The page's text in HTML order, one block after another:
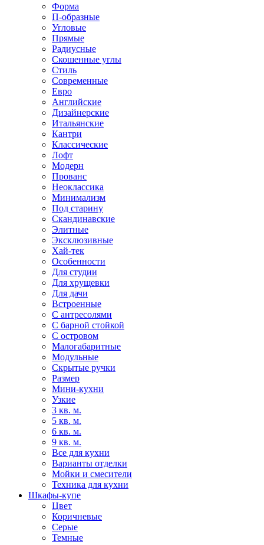
Форма
П-образные
Угловые
Прямые
Радиусные
Скошенные углы
Стиль
Современные
Евро
Английские
Дизайнерские
Итальянские
Кантри
Классические
Лофт
Модерн
Прованс
Неоклассика
Минимализм
Под старину
Скандинавские
Элитные
Эксклюзивные
Хай-тек
Особенности
Для студии
Для хрущевки
Для дачи
Встроенные
С антресолями
С барной стойкой
С островом
Малогабаритные
Модульные
Скрытые ручки
Размер
Мини-кухни
Узкие
3 кв. м.
5 кв. м.
6 кв. м.
9 кв. м.
Все для кухни
Варианты отделки
Мойки и смесители
Техника для кухни
Шкафы-купе
Цвет
Коричневые
Серые
Темные